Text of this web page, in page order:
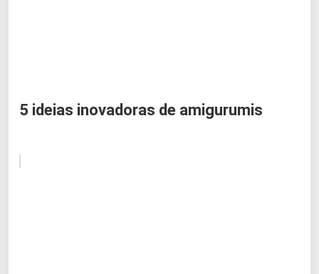
5 ideias inovadoras de amigurumis